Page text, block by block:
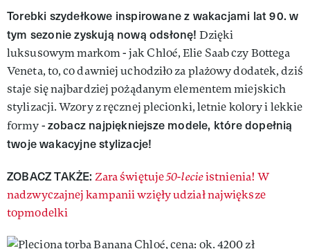
Torebki szydełkowe inspirowane z wakacjami lat 90. w
tym sezonie zyskują nową odsłonę! Dzięki
luksusowym markom - jak Chloé, Elie Saab czy Bottega
Veneta, to, co dawniej uchodziło za plażowy dodatek, dziś
staje się najbardziej pożądanym elementem miejskich
stylizacji. Wzory z ręcznej plecionki, letnie kolory i lekkie
formy -zobacz najpiękniejsze modele, które dopełnią
twoje wakacyjne stylizacje!
ZOBACZ TAKŻE: Zara świętuje50-lecieistnienia! W
nadzwyczajnej kampanii wzięły udział największe
topmodelki